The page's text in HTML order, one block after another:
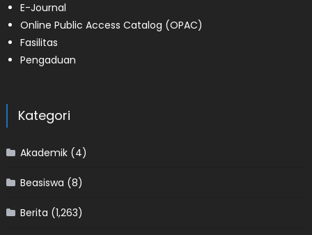
E-Journal
Online Public Access Catalog (OPAC)
Fasilitas
Pengaduan
Kategori
Akademik(4)
Beasiswa (8)
Berita (1,263)